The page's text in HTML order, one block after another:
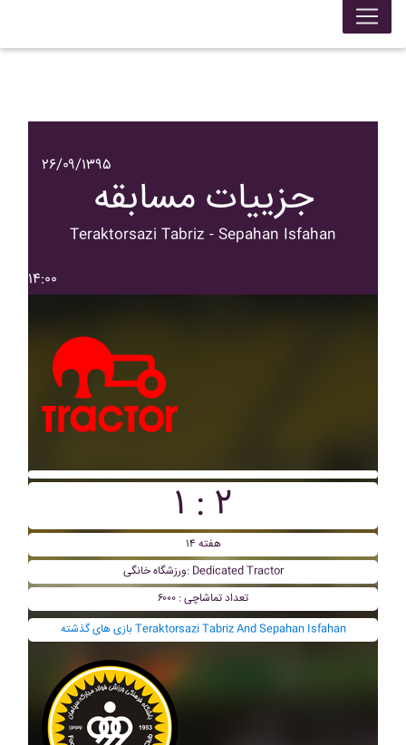
۲۶/۰۹/۱۳۹۵
جزییات مسابقه
Teraktorsazi Tabriz - Sepahan Isfahan
۱۴:۰۰
۱ : ۲
هفته ۱۴
ورزشگاه خانگی: Dedicated Tractor
تعداد تماشاچی : ۶۰۰۰
بازی های گذشته Teraktorsazi Tabriz And Sepahan Isfahan